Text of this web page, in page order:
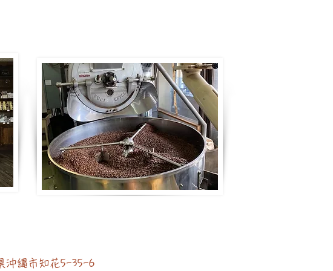
沖縄市知花5-35-6